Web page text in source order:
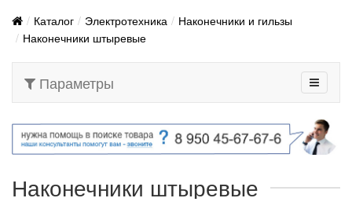
Каталог Электротехника
Наконечники и гильзы
Наконечники штыревые
Параметры
Наконечники штыревые